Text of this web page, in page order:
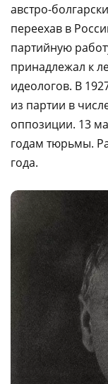
австро-
переехав в
партийную
принадлежал к
идеологов. В
из партии в
оппозиции. 13
годам тюрьмы.
года.